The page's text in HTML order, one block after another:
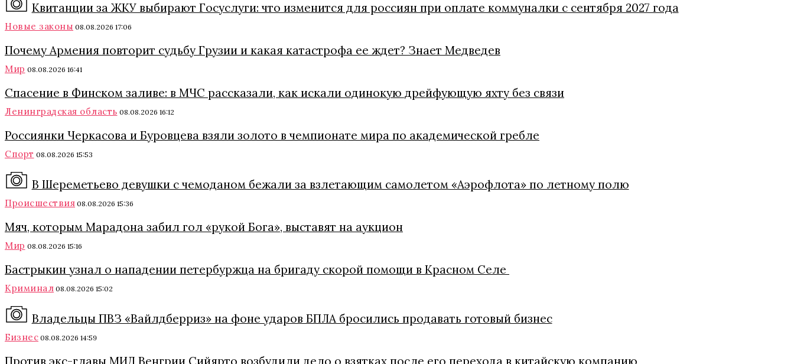
Квитанции за ЖКУ выбирают Госуслуги: что изменится для россиян при оплате коммуналки с сентября 2027 года
Новые законы 08.08.2026 17:06
Почему Армения повторит судьбу Грузии и какая катастрофа ее ждет? Знает Медведев
Мир 08.08.2026 16:41
Спасение в Финском заливе: в МЧС рассказали, как искали одинокую дрейфующую яхту без связи
Ленинградская область 08.08.2026 16:12
Россиянки Черкасова и Буровцева взяли золото в чемпионате мира по академической гребле
Спорт 08.08.2026 15:53
В Шереметьево девушки с чемоданом бежали за взлетающим самолетом «Аэрофлота» по летному полю
Происшествия 08.08.2026 15:36
Мяч, которым Марадона забил гол «рукой Бога», выставят на аукцион
Мир 08.08.2026 15:16
Бастрыкин узнал о нападении петербуржца на бригаду скорой помощи в Красном Селе
Криминал 08.08.2026 15:02
Владельцы ПВЗ «Вайлдберриз» на фоне ударов БПЛА бросились продавать готовый бизнес
Бизнес 08.08.2026 14:59
Против экс-главы МИД Венгрии Сийярто возбудили дело о взятках после его перехода в китайскую компанию